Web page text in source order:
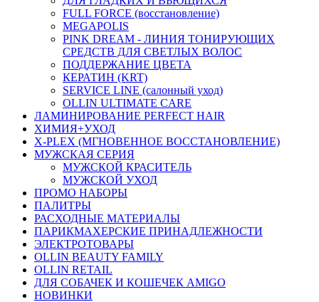
FULL FORCE (восстановление)
MEGAPOLIS
PINK DREAM - ЛИНИЯ ТОНИРУЮЩИХ
СРЕДСТВ ДЛЯ СВЕТЛЫХ ВОЛОС
ПОДДЕРЖАНИЕ ЦВЕТА
КЕРАТИН (KRT)
SERVICE LINE (салонный уход)
OLLIN ULTIMATE CARE
ЛАМИНИРОВАНИЕ PERFECT HAIR
ХИМИЯ+УХОД
X-PLEX (МГНОВЕННОЕ ВОССТАНОВЛЕНИЕ)
МУЖСКАЯ СЕРИЯ
МУЖСКОЙ КРАСИТЕЛЬ
МУЖСКОЙ УХОД
ПРОМО НАБОРЫ
ПАЛИТРЫ
РАСХОДНЫЕ МАТЕРИАЛЫ
ПАРИКМАХЕРСКИЕ ПРИНАДЛЕЖНОСТИ
ЭЛЕКТРОТОВАРЫ
OLLIN BEAUTY FAMILY
OLLIN RETAIL
ДЛЯ СОБАЧЕК И КОШЕЧЕК AMIGO
НОВИНКИ